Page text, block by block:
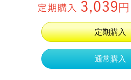
定期購入
通常購入